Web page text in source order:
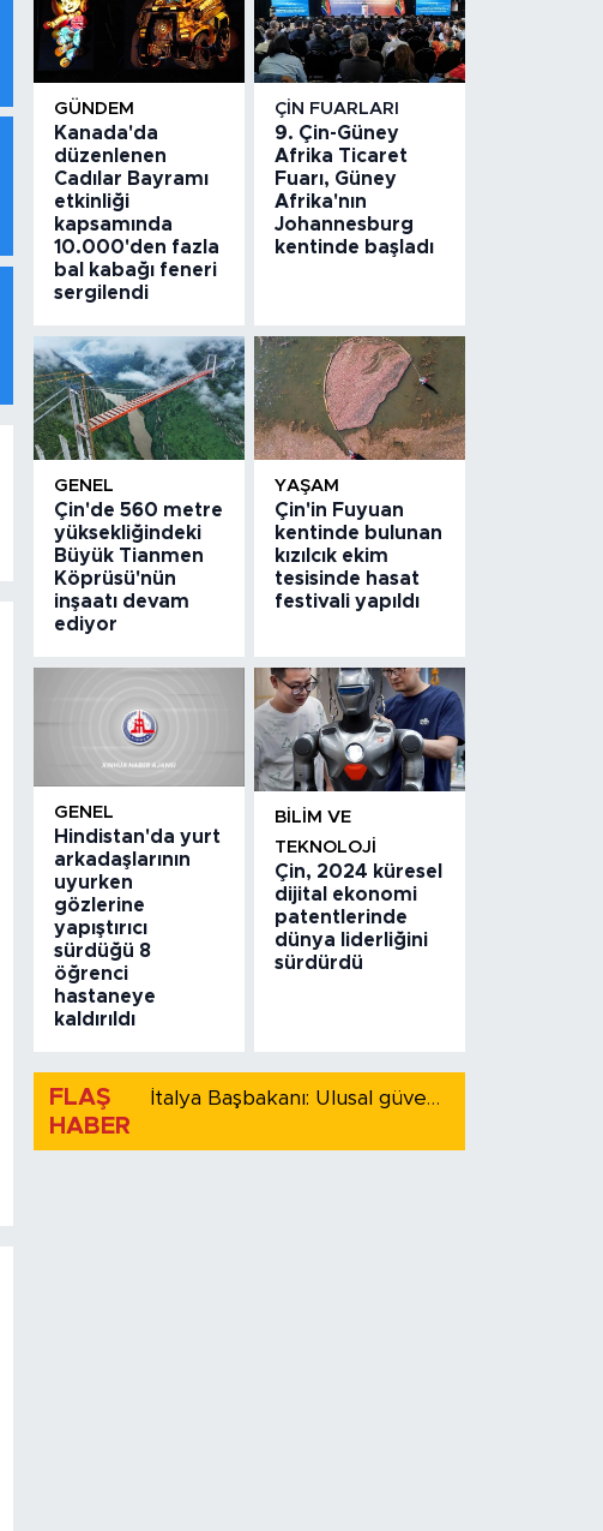
GÜNDEM
Kanada'da
düzenlenen
Cadılar Bayramı
etkinliği
kapsamında
10.000'den fazla
bal kabağı feneri
sergilendi
ÇIN FUARLARI
9. Çin-Güney
Afrika Ticaret
Fuarı, Güney
Afrika'nın
Johannesburg
kentinde başladı
GENEL
Çin'de 560 metre
yüksekliğindeki
Büyük Tianmen
Köprüsü'nün
inşaatı devam
ediyor
YAŞAM
Çin'in Fuyuan
kentinde bulunan
kızılcık ekim
tesisinde hasat
festivali yapıldı
GENEL
Hindistan'da yurt
arkadaşlarının
uyurken
gözlerine
yapıştırıcı
sürdüğü 8
öğrenci
hastaneye
kaldırıldı
BILIM VE
TEKNOLOJI
Çin, 2024 küresel
dijital ekonomi
patentlerinde
dünya liderliğini
sürdürdü
FLAŞ
HABER
İtalya Başbakanı: Ulusal güvenliği korumak için İspanya ile Schengen kapsamındaki serbest dolaşımı askıya alıyoruz